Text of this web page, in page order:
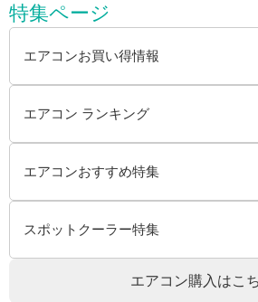
特集ページ
エアコンお買い得情報
エアコン ランキング
エアコンおすすめ特集
スポットクーラー特集
エアコン購入はこ